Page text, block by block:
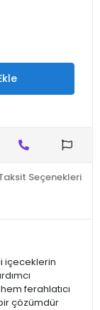
Seçenekleri
içeceklerin
ferahlatıcı
çözümdür